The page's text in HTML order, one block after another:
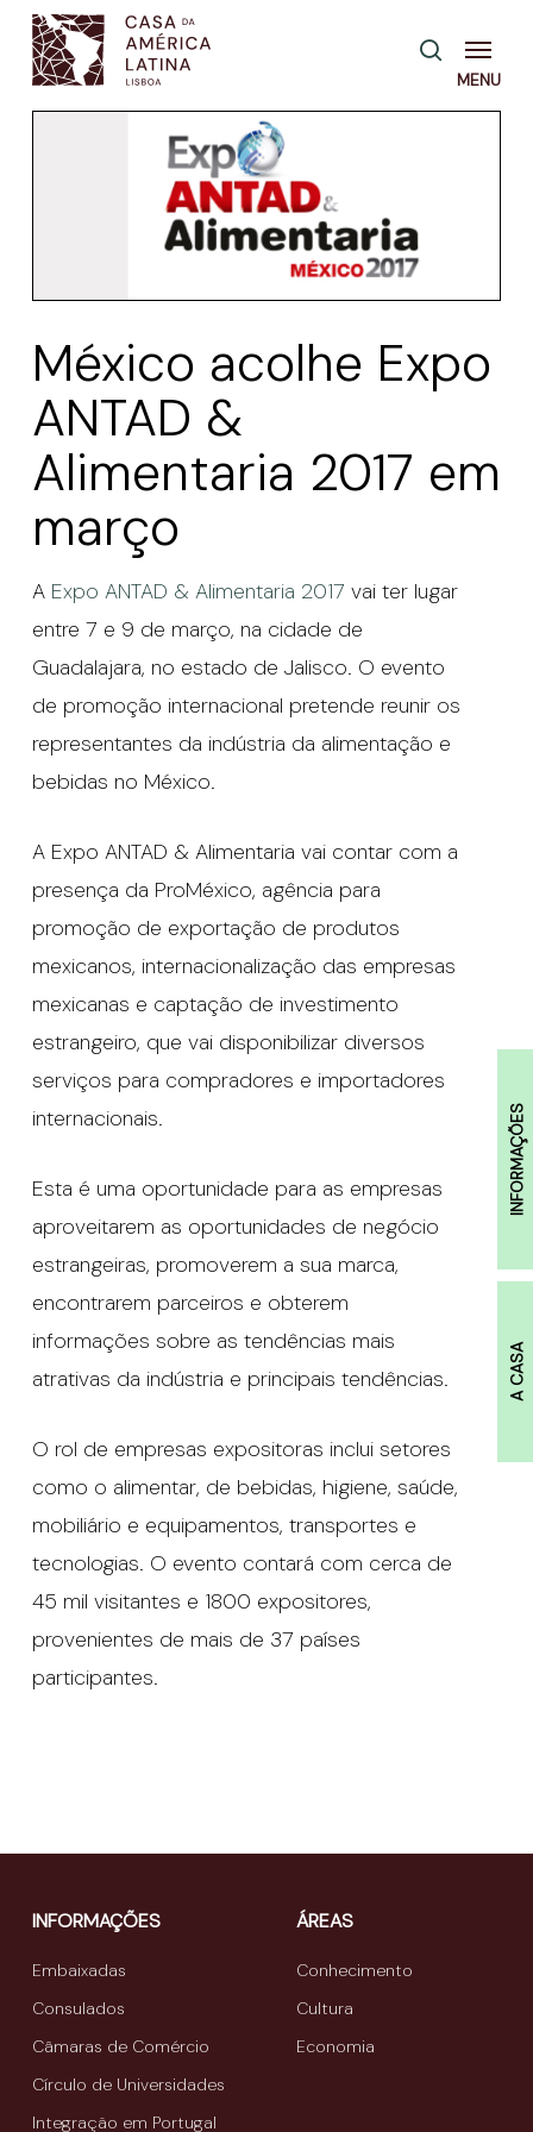
Skip
main
INFORMAÇÕES
A CASA
pesquisa
Menu
México acolhe Expo
ANTAD &
Alimentaria 2017 em
março
A Expo ANTAD & Alimentaria 2017 vai ter lugar
entre 7 e 9 de março, na cidade de
Guadalajara, no estado de Jalisco. O evento
de promoção internacional pretende reunir os
representantes da indústria da alimentação e
bebidas no México.
A Expo ANTAD & Alimentaria vai contar com a
presença da ProMéxico, agência para
promoção de exportação de produtos
mexicanos, internacionalização das empresas
mexicanas e captação de investimento
estrangeiro, que vai disponibilizar diversos
serviços para compradores e importadores
internacionais.
Esta é uma oportunidade para as empresas
aproveitarem as oportunidades de negócio
estrangeiras, promoverem a sua marca,
encontrarem parceiros e obterem
informações sobre as tendências mais
atrativas da indústria e principais tendências.
O rol de empresas expositoras inclui setores
como o alimentar, de bebidas, higiene, saúde,
mobiliário e equipamentos, transportes e
tecnologias. O evento contará com cerca de
45 mil visitantes e 1800 expositores,
provenientes de mais de 37 países
participantes.
INFORMAÇÕES
Embaixadas
Consulados
Câmaras de Comércio
Círculo de Universidades
Integração em Portugal
ÁREAS
Conhecimento
Cultura
Economia